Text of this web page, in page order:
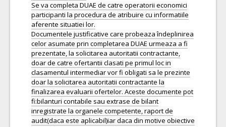
Se va completa DUAE de catre operatorii economici
participanti la procedura de atribuire cu informatiile
aferente situatiei lor.
Documentele justificative care probeaza îndeplinirea
celor asumate prin completarea DUAE urmeaza a fi
prezentate, la solicitarea autoritatii contractante,
doar de catre ofertantii clasati pe primul loc in
clasamentul intermediar vor fi obligati sa le prezinte
doar la solicitarea autoritatii contractante la
finalizarea evaluarii ofertelor. Aceste documente pot
fi:bilanturi contabile sau extrase de bilant
inregistrate la organele competente, raport de
audit(daca este aplicabil)iar daca din motive obiective